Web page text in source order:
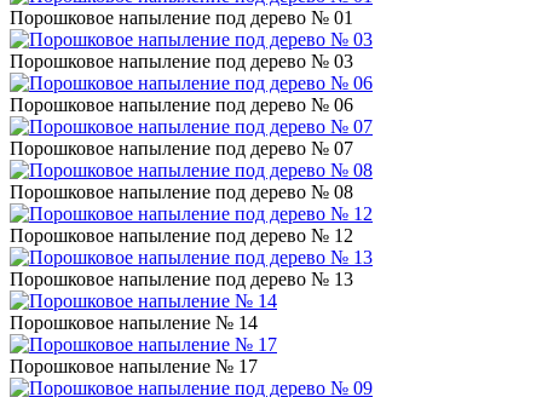
Порошковое напыление под дерево № 01
Порошковое напыление под дерево № 03
Порошковое напыление под дерево № 06
Порошковое напыление под дерево № 07
Порошковое напыление под дерево № 08
Порошковое напыление под дерево № 12
Порошковое напыление под дерево № 13
Порошковое напыление № 14
Порошковое напыление № 17